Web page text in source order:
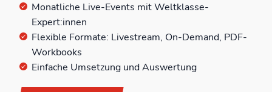
Monatliche Live-Events mit Weltklasse-
Expert:innen
Flexible Formate: Livestream, On-Demand, PDF-
Workbooks
Einfache Umsetzung und Auswertung